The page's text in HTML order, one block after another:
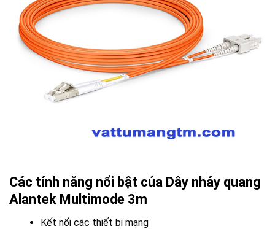
Các tính năng nổi bật của Dây nhảy quang
Alantek Multimode 3m
Kết nối các thiết bị mạng